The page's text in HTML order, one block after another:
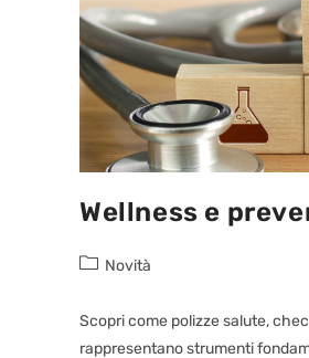
Wellness e
Novità
Scopri come polizze salute,
rappresentano strumenti